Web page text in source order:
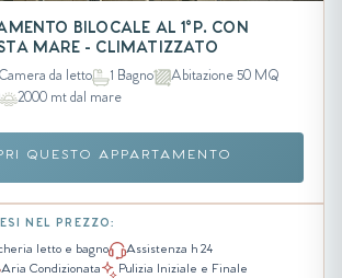
BILOCALE AL 1°P. CON
MARE - CLIMATIZZATO
Camera da letto 1 Bagno
Abitazione 50 MQ
2000 mt dal mare
QUESTO APPARTAMENTO
NEL PREZZO:
letto e bagno
Assistenza h 24
Aria Condizionata
Pulizia Iniziale e Finale